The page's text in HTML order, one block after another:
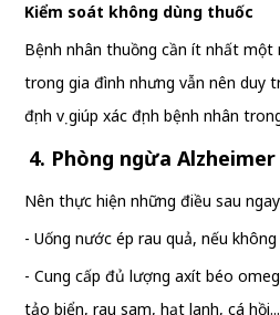
Kiểm soát không dùng thuốc
Bệnh nhân thuồng cần ít nhất
trong gia đình nhưng vẫn nên duy
định vị giúp xác định bệnh nhân
4. Phòng ngừa Alzheimer
Nên thực hiện những điều sau
- Uống nước ép rau quả, nếu
- Cung cấp đủ lượng axít béo
tảo biển, rau sam, hạt lanh, cá hồi...